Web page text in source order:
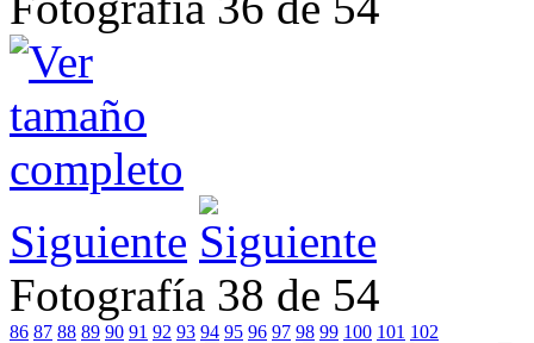
Siguiente
Fotografía 38 de 54
86 87 88 89 90 91 92 93 94 95 96 97 98 99 100 101 102